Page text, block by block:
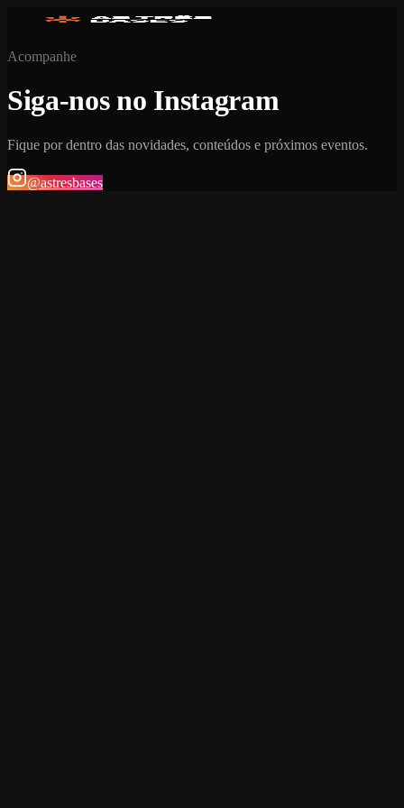
Acompanhe
Siga-nos no Instagram
Fique por dentro das novidades, conteúdos e próximos eventos.
@astresbases